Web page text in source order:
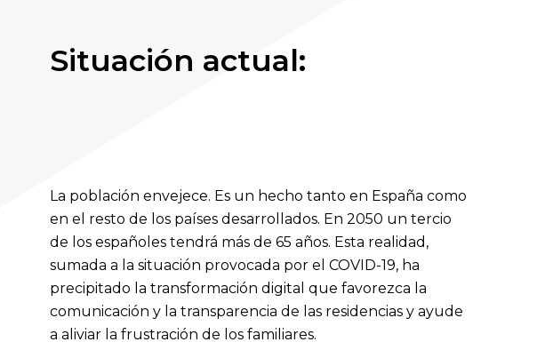
Situación actual:
La población envejece. Es un hecho tanto en España como
en el resto de los países desarrollados. En 2050 un tercio
de los españoles tendrá más de 65 años. Esta realidad,
sumada a la situación provocada por el COVID-19, ha
precipitado la transformación digital que favorezca la
comunicación y la transparencia de las residencias y ayude
a aliviar la frustración de los familiares.